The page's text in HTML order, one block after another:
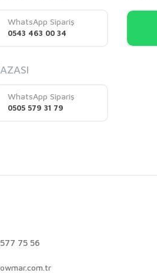
eksik bilgiler bulunuyor.
hatalar bulunuyor.
diğer sitelerden daha pahalı.
benzer farklı alternatifler olmalı.
WhatsApp Sipariş
0543 463 00 34
WhatsApp Sipariş
0505 579 31 79
75 56